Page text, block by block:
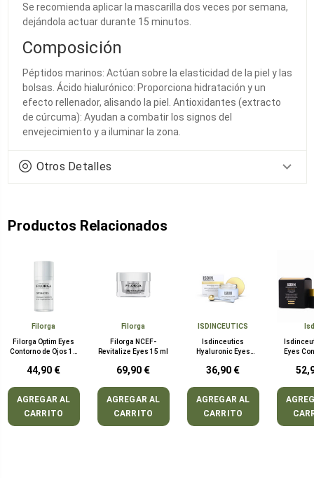
Se recomienda aplicar la mascarilla dos veces por semana,
dejándola actuar durante 15 minutos.
Composición
Péptidos marinos: Actúan sobre la elasticidad de la piel y las
bolsas. Ácido hialurónico: Proporciona hidratación y un
efecto rellenador, alisando la piel. Antioxidantes (extracto
de cúrcuma): Ayudan a combatir los signos del
envejecimiento y a iluminar la zona.
Otros Detalles
Productos Relacionados
Filorga
Filorga Optim Eyes
Contorno de Ojos 15
44,90 €
AGREGAR AL
CARRITO
Filorga
Filorga NCEF-
Revitalize Eyes 15 ml
69,90 €
AGREGAR AL
CARRITO
ISDINCEUTICS
Isdinceutics
Hyaluronic Eyes
ml
36,90 €
AGREGAR AL
CARRITO
Eyes